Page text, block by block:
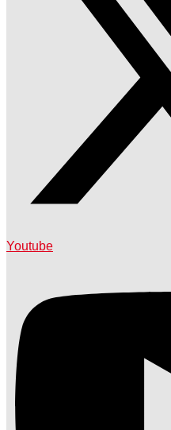
Youtube